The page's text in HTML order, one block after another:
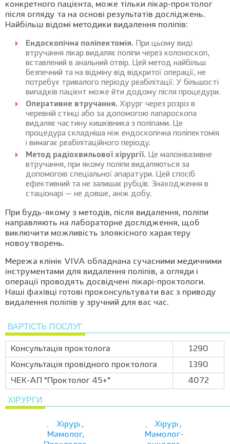
конкретного пацієнта, може тільки лікар-проктолог
після огляду та на основі результатів досліджень.
Найбільш відомі методики видалення поліпів:
Ендоскопічна поліпектомія. При цьому виді
втручання лікар видаляє поліпи через колоноскоп,
вставлений в анальний отвір. Цей метод найбільш
безпечний та на відміну від відкритої операції, не
потребує тривалого періоду реабілітації. У більшості
випадків пацієнт може йти додому після процедури.
Оперативне втручання. Хірург через розріз в
черевній стінці або за допомогою лапароскопа
видаляє частину кишківника з поліпами. Це
процедура складніша ніж ендоскопічна поліпектомія
і вимагає реабілітаційного періоду.
Метод радіохвильової хірургії. Це малоінвазивне
втручання, при якому поліпи видаляються за
допомогою спеціальної апаратури. Цей спосіб
ефективний та не залишає рубців. Знаходження в
стаціонарі — не довше, аніж добу.
При будь-якому з методів, після видалення, поліпи
направляють на лабораторне дослідження, щоб
виключити можливість злоякісного характеру
новоутворень.
Мережа клінік VIVA обладнана сучасними медичними
інструментами для видалення поліпів, а огляди і
операції проводять досвідчені лікарі-проктологи.
Наші фахівці готові проконсультувати вас з приводу
видалення поліпів у зручний для вас час.
ВАРТІСТЬ ПОСЛУГ
Консультація проктолога
1290
Консультація провідного проктолога
1390
ЧЕК-АП "Проктолог 45+"
4072
ХІРУРГИ